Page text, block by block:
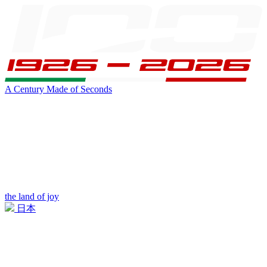
A Century Made of Seconds
the land of joy
日本